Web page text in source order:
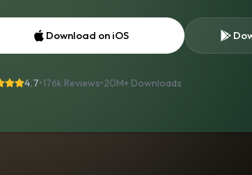
Download on iOS
4.7•176k Reviews•20M+ Downloads